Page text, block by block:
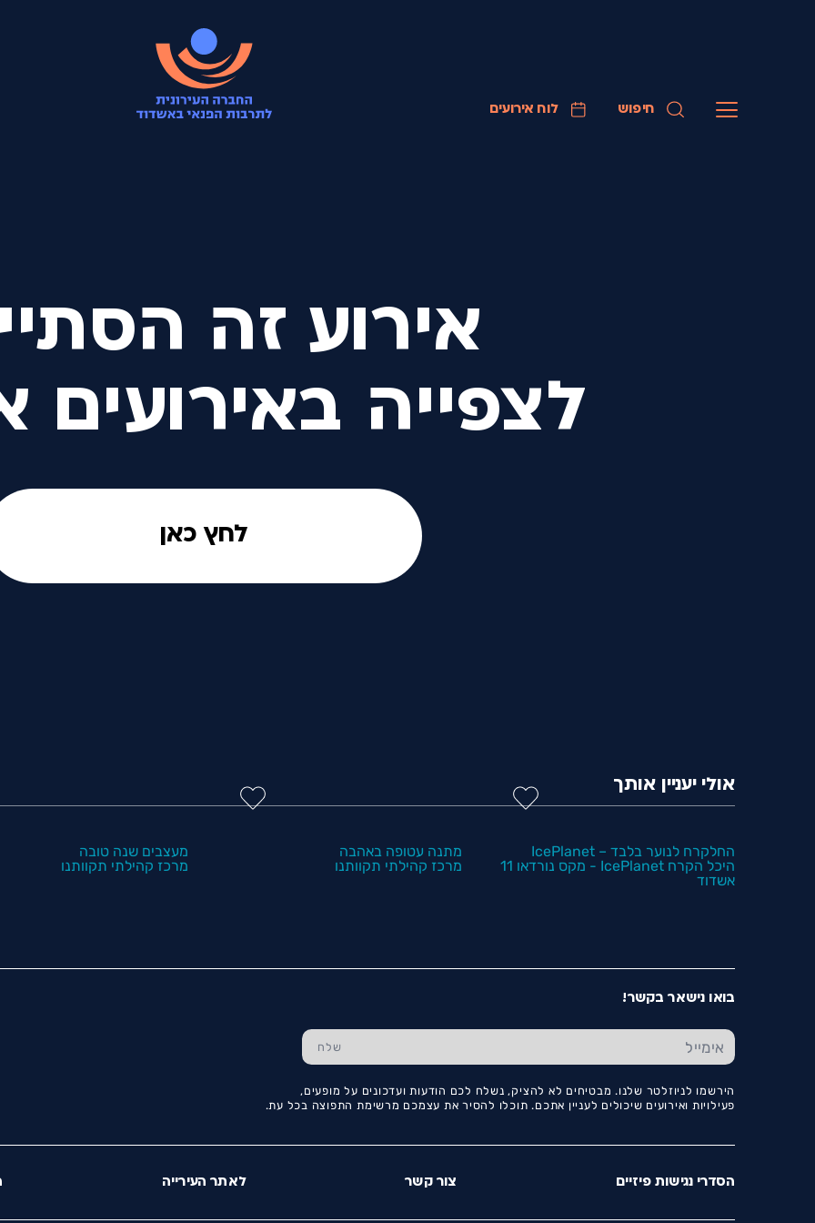
לוח אירועים חיפוש
אירוע זה
לצפייה באירועים
לחץ כאן
אולי יעניין אותך
החלקרח לנוער בלבד – IcePlanet
היכל הקרח IcePlanet - מקס נורדאו 11
אשדוד
מתנה עטופה באהבה
מרכז קהילתי תקוותנו
מעצבים שנה טובה
מרכז קהילתי תקוותנו
בואו נישאר בקשר!
הירשמו לניוזלטר שלנו. מבטיחים לא להציק, נשלח לכם הודעות ועדכונים על מופעים,
פעילויות ואירועים שיכולים לעניין אתכם. תוכלו להסיר את עצמכם מרשימת התפוצה בכל עת.
הסדרי נגישות פיזיים צור קשר לאתר העירייה